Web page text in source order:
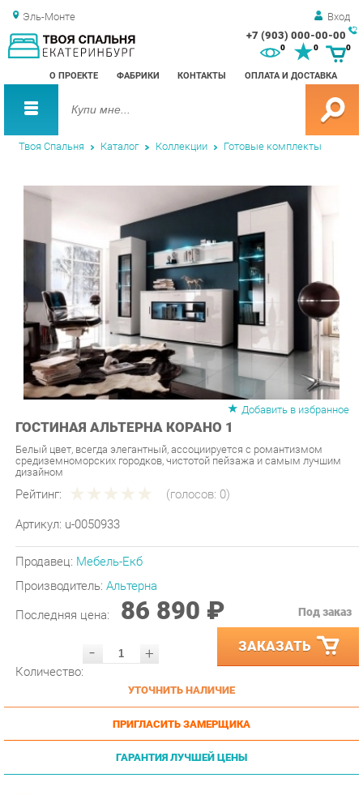
Эль-Монте Вход
+7 (903) 000-00-00
О ПРОЕКТЕ ФАБРИКИ КОНТАКТЫ ОПЛАТА И ДОСТАВКА
0 0
Твоя Спальня Каталог Коллекции Готовые комплекты
Добавить в избранное
Белый цвет, всегда элегантный, ассоциируется с романтизмом
средиземноморских городков, чистотой пейзажа и самым лучшим
дизайном
Рейтинг:
Артикул: u-0050933
Производитель:Альтерна
Последняя цена: 86 890 ₽
- ЗАКАЗАТЬ
УТОЧНИТЬ НАЛИЧИЕ
ПРИГЛАСИТЬ ЗАМЕРЩИКА
ГАРАНТИЯ ЛУЧШЕЙ ЦЕНЫ
Доставкапог. Екатеринбурги до ТК -бесплатна.